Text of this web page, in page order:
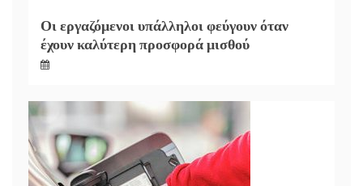
Οι εργαζόμενοι υπάλληλοι φεύγουν όταν
έχουν καλύτερη προσφορά μισθού